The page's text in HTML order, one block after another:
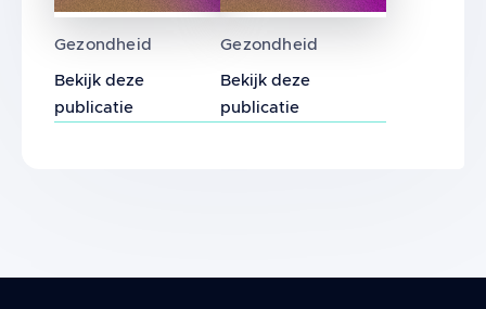
Gezondheid
Bekijk deze
publicatie
Gezondheid
Bekijk deze
publicatie